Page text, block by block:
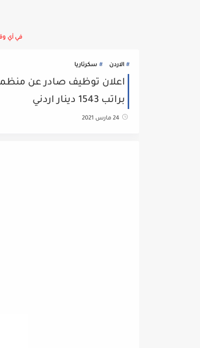
في أي
الاردن سكرتاريا
اعلان توظيف صادر عن
براتب 1543 دينار اردني
24 مارس 2021